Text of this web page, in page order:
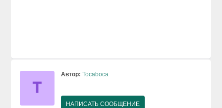
Автор: Tocaboca
НАПИСАТЬ СООБЩЕНИЕ